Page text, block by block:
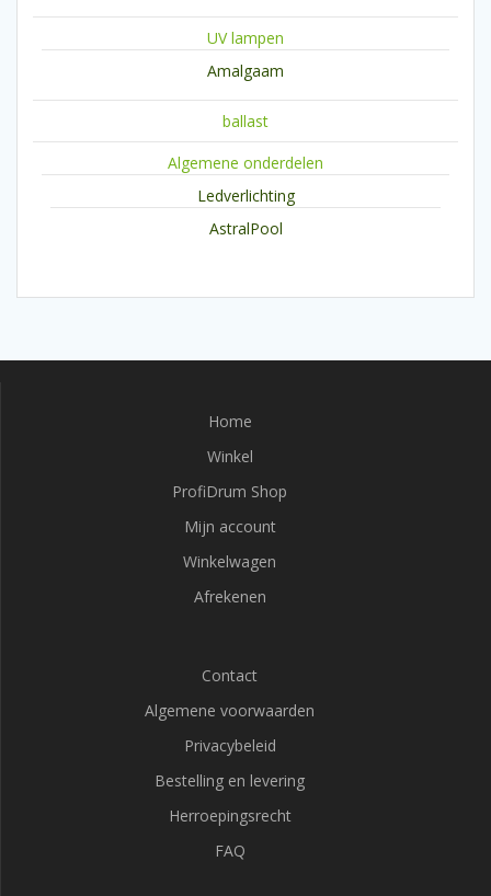
UV lampen
Amalgaam
ballast
Algemene onderdelen
Ledverlichting
AstralPool
Home
Winkel
ProfiDrum Shop
Mijn account
Winkelwagen
Afrekenen
Contact
Algemene voorwaarden
Privacybeleid
Bestelling en levering
Herroepingsrecht
FAQ